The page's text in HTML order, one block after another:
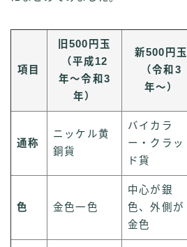
項目
旧500円玉
（平成12
年〜令和3
年）
新500円玉
（令和3
年〜）
通称
ニッケル黄
銅貨
バイカラ
ー・クラッ
ド貨
色 金色一色
中心が銀
色、外側が
金色